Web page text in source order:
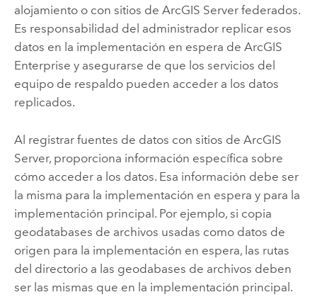
alojamiento o con sitios de ArcGIS Serverfederados.
Es responsabilidad del administrador replicar esos
datos en la implementación en espera de ArcGIS
Enterprise y asegurarse de que los servicios del
equipo de respaldo pueden acceder a los datos
replicados.
Al registrar fuentes de datos con sitios de ArcGIS
Server, proporciona información específica sobre
cómo acceder a los datos. Esa información debe ser
la misma para la implementación en espera y para la
implementación principal. Por ejemplo, si copia
geodatabases de archivos usadas como datos de
origen para la implementación en espera, las rutas
del directorio a las geodabases de archivos deben
ser las mismas que en la implementación principal.